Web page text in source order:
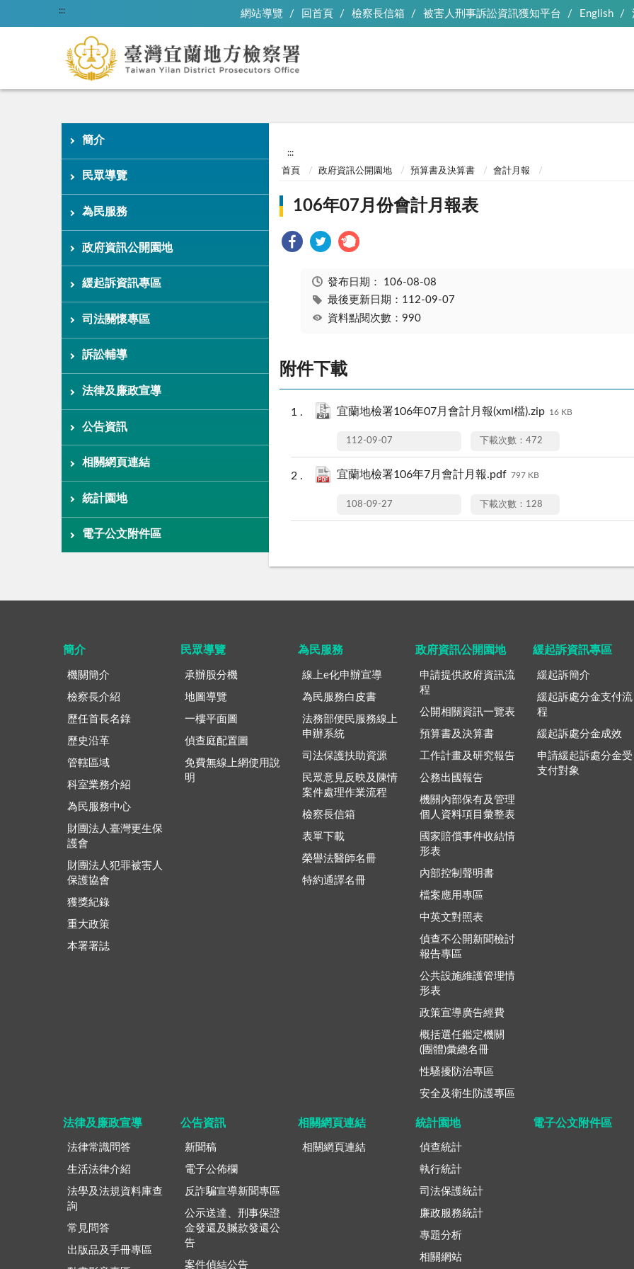
::: 網站導覽 回首頁 檢察長信箱 被害人刑事訴訟資訊獲知平台 English
簡介
民眾導覽
為民服務
政府資訊公開園地
緩起訴資訊專區
司法關懷專區
訴訟輔導
法律及廉政宣導
公告資訊
相關網頁連結
統計園地
電子公文附件區
:::
首頁 政府資訊公開園地 預算書及決算書 會計月報
106年07月份會計月報表
發布日期： 106-08-08
最後更新日期：112-09-07
資料點閱次數：990
附件下載
宜蘭地檢署106年07月會計月報(xml檔).zip 16 KB
112-09-07 下載次數：472
宜蘭地檢署106年7月會計月報.pdf 797 KB
108-09-27 下載次數：128
簡介
機關簡介
檢察長介紹
歷任首長名錄
歷史沿革
管轄區域
科室業務介紹
為民服務中心
財團法人臺灣更生保
護會
財團法人犯罪被害人
保護協會
獲獎紀錄
重大政策
本署署誌
民眾導覽
承辦股分機
地圖導覽
一樓平面圖
偵查庭配置圖
免費無線上網使用說
明
為民服務
線上e化申辦宣導
為民服務白皮書
法務部便民服務線上
申辦系統
司法保護扶助資源
民眾意見反映及陳情
案件處理作業流程
檢察長信箱
表單下載
榮譽法醫師名冊
特約通譯名冊
政府資訊公開園地
申請提供政府資訊流
程
公開相關資訊一覽表
預算書及決算書
工作計畫及研究報告
公務出國報告
機關內部保有及管理
個人資料項目彙整表
國家賠償事件收結情
形表
內部控制聲明書
檔案應用專區
中英文對照表
偵查不公開新聞檢討
報告專區
公共設施維護管理情
形表
政策宣導廣告經費
概括選任鑑定機關
(團體)彙總名冊
性騷擾防治專區
安全及衛生防護專區
緩起訴資訊專區
緩起訴簡介
緩起訴處分金支付流
程
緩起訴處分金成效
申請緩起訴處分金受
支付對象
法律及廉政宣導
法律常識問答
生活法律介紹
法學及法規資料庫查
詢
常見問答
出版品及手冊專區
公告資訊
新聞稿
電子公佈欄
反詐騙宣導新聞專區
公示送達、刑事保證
金發還及贓款發還公
告
案件偵結公告
相關網頁連結
相關網頁連結
統計園地
偵查統計
執行統計
司法保護統計
廉政服務統計
專題分析
相關網站
電子公文附件區